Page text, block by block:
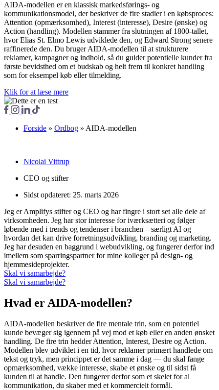
AIDA-modellen er en klassisk markedsførings- og
kommunikationsmodel, der beskriver de fire stadier i en købsproces:
Attention (opmærksomhed), Interest (interesse), Desire (ønske) og
Action (handling). Modellen stammer fra slutningen af 1800-tallet,
hvor Elias St. Elmo Lewis udviklede den, og Edward Strong senere
raffinerede den. Du bruger AIDA-modellen til at strukturere
reklamer, kampagner og indhold, så du guider potentielle kunder fra
første bevidsthed om et budskab og helt frem til konkret handling
som for eksempel køb eller tilmelding.
Klik for at læse mere
Forside » Ordbog » AIDA-modellen
Nicolai Vittrup
CEO og stifter
Sidst opdateret: 25. marts 2026
Jeg er Amplifys stifter og CEO og har fingre i stort set alle dele af
virksomheden. Jeg har stor interesse for iværksætteri og følger
løbende med i trends og tendenser i branchen – særligt AI og
hvordan det kan drive forretningsudvikling, branding og marketing.
Jeg har desuden en baggrund i webudvikling, og fungerer derfor ind
imellem som sparringspartner for mine kolleger på design- og
hjemmesideprojekter.
Skal vi samarbejde?
Skal vi samarbejde?
Hvad er AIDA-modellen?
AIDA-modellen beskriver de fire mentale trin, som en potentiel
kunde bevæger sig igennem på vej mod et køb eller en anden ønsket
handling. De fire trin hedder Attention, Interest, Desire og Action.
Modellen blev udviklet i en tid, hvor reklamer primært handlede om
tekst og tryk, men princippet er det samme i dag — du skal fange
opmærksomhed, vække interesse, skabe et ønske og til sidst få
kunden til at handle. Den fungerer derfor som et skelet for al
kommunikation, du skaber med et kommercielt formål.